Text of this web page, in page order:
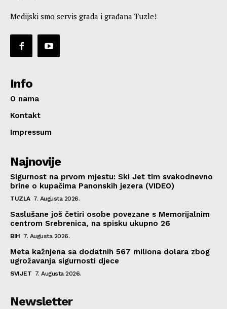
Medijski smo servis grada i građana Tuzle!
Info
O nama
Kontakt
Impressum
Najnovije
Sigurnost na prvom mjestu: Ski Jet tim svakodnevno
brine o kupačima Panonskih jezera (VIDEO)
TUZLA 7. Augusta 2026.
Saslušane još četiri osobe povezane s Memorijalnim
centrom Srebrenica, na spisku ukupno 26
BIH 7. Augusta 2026.
Meta kažnjena sa dodatnih 567 miliona dolara zbog
ugrožavanja sigurnosti djece
SVIJET 7. Augusta 2026.
Newsletter